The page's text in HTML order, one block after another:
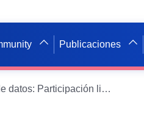
Publicaciones
Servicio de descarga simple (Atom) del conjunto de datos: Participación lineal de un arrondissement montdidier PPRM